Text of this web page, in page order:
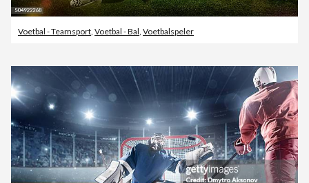
Voetbal - Teamsport, Voetbal - Bal, Voetbalspeler